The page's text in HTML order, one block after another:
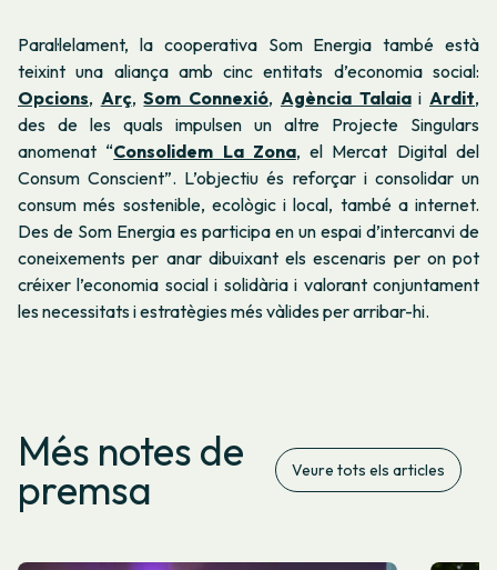
Paral·lelament, la cooperativa Som Energia també està
teixint una aliança amb cinc entitats d’economia social:
Opcions, Arç,Som Connexió, Agència TalaiaiArdit,
des de les quals impulsen un altre Projecte Singulars
anomenat “Consolidem La Zona, el Mercat Digital del
Consum Conscient”. L’objectiu és reforçar i consolidar un
consum més sostenible, ecològic i local, també a internet.
Des de Som Energia es participa en un espai d’intercanvi de
coneixements per anar dibuixant els escenaris per on pot
créixer l’economia social i solidària i valorant conjuntament
les necessitats i estratègies més vàlides per arribar-hi.
Més notes de
premsa Veure tots els articles